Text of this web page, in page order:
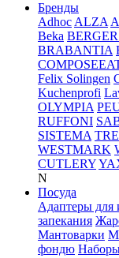
Бренды
Adhoc ALZA
Beka
BRABANTIA
Felix Solingen
Kuchenprofi
OLYMPIA
RUFFONI
SISTEMA
WESTMARK
CUTLERY
N
Посуда
Адаптеры
запекания
Мантоварки
фондю